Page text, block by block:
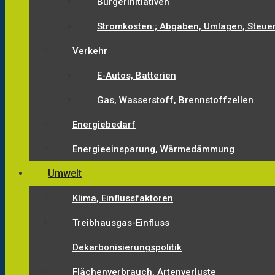
Stromkosten:; Abgaben, Umlagen,
Verkehr
E-Autos, Batterien
Gas, Wasserstoff, Brennstoffzellen
Energiebedarf
Energieeinsparung, Wärmedämmung
Umwelt
Klima, Einflussfaktoren
Treibhausgas-Einfluss
Dekarbonisierungspolitik
Flächenverbrauch, Artenverluste